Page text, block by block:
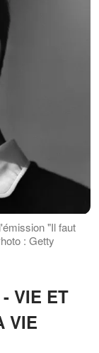
"Il faut
: Getty
VIE ET
VIE